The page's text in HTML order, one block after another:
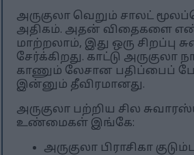
அருகுலா வெறும் சாலட்
அதிகம். அதன் விதைகளை
மாற்றலாம், இது ஒரு சிறப்பு
சேர்க்கிறது. காட்டு அருகுலா
காணும் லேசான பதிப்பைப்
இன்னும் தீவிரமானது.
அருகுலா பற்றிய சில
உண்மைகள் இங்கே:
அருகுலா பிராசிகா